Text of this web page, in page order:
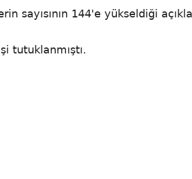
sayısının 144'e yükseldiği
tutuklanmıştı.